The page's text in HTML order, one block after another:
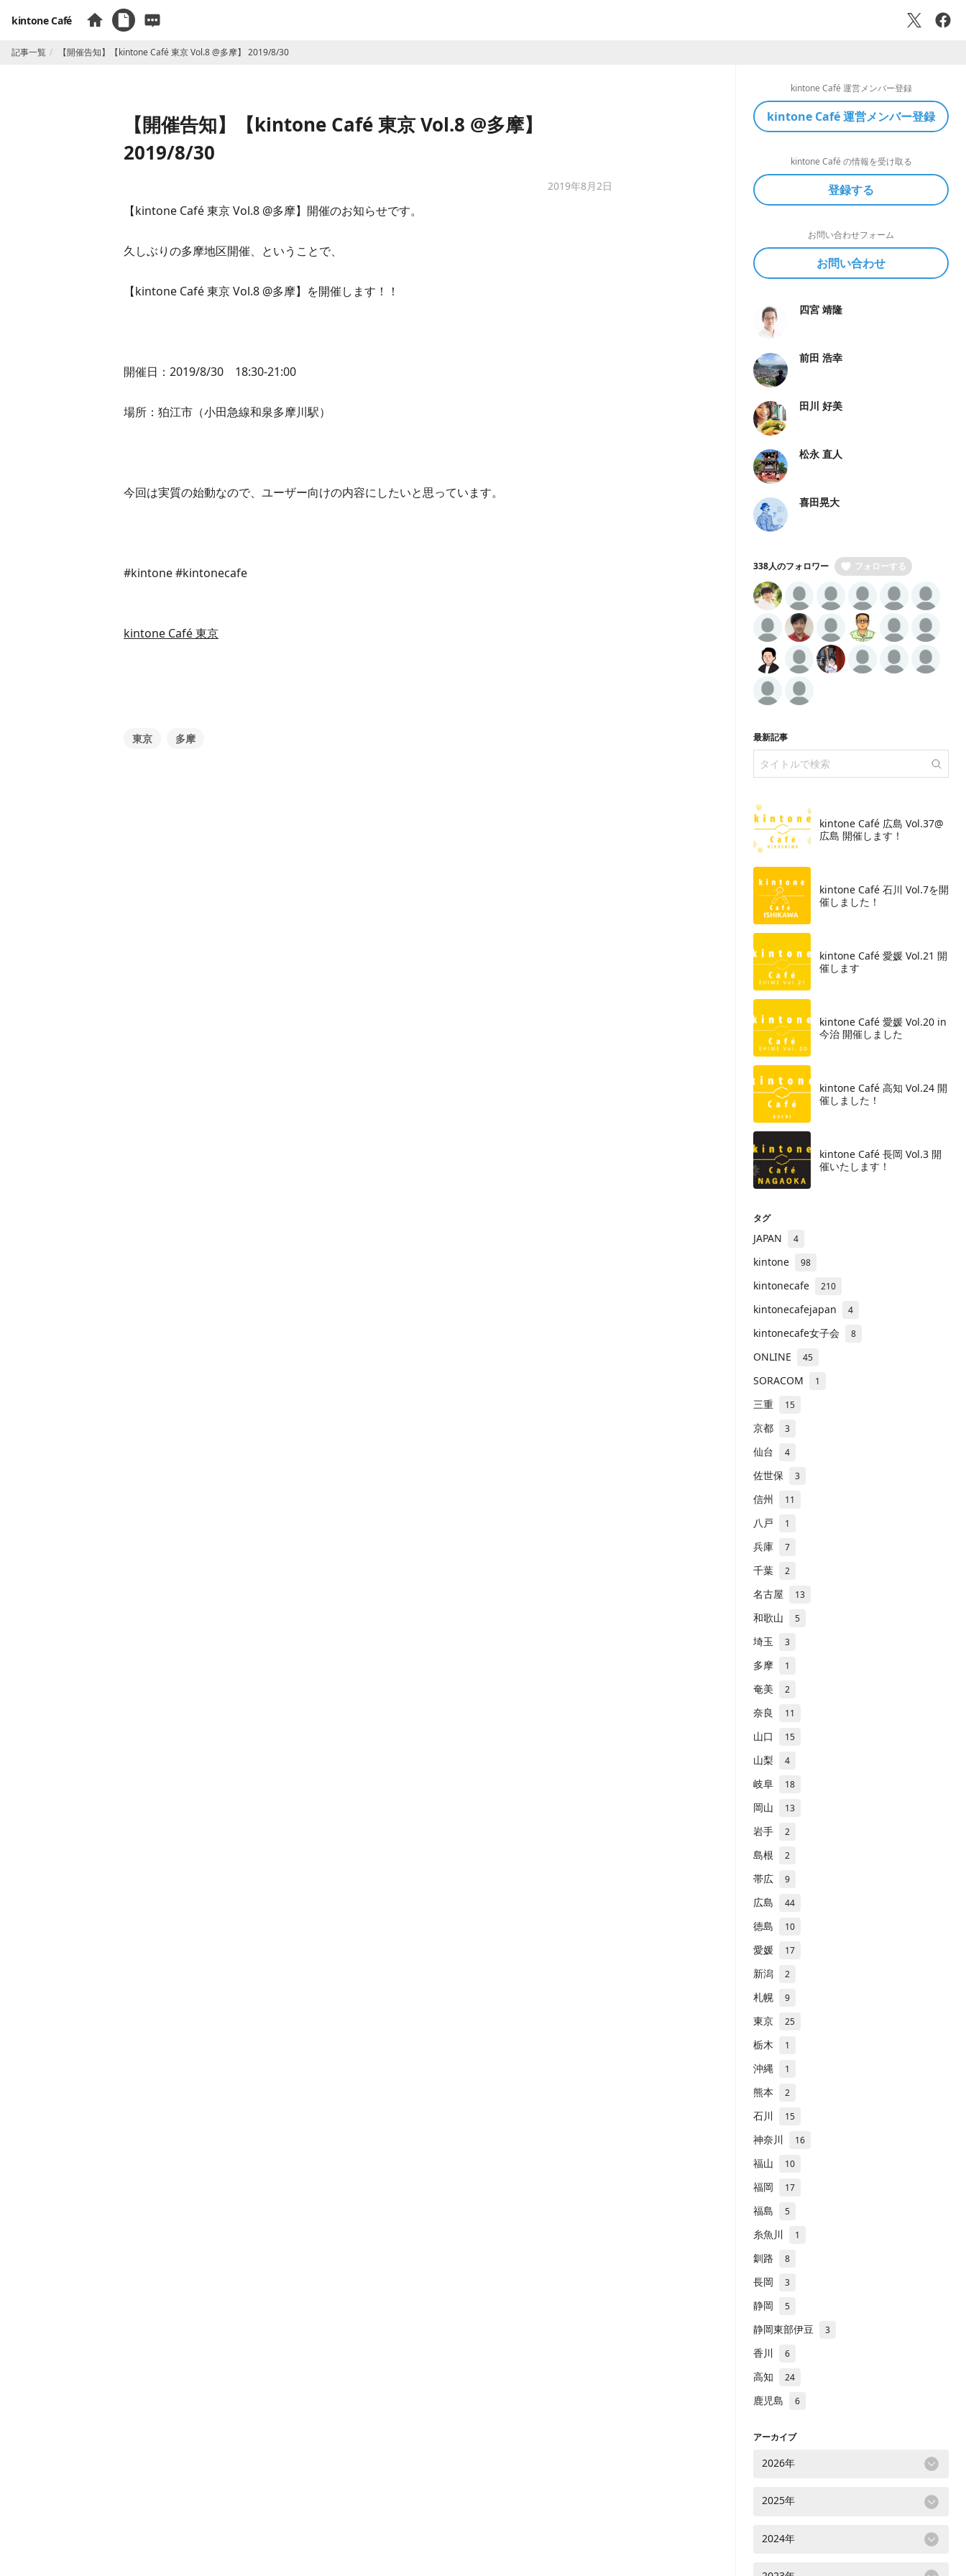
kintone Café
記事一覧 【開催告知】​【kintone Café 東京 Vol.8 @多摩】 2019/8/30
【開催告知】​【kintone Café 東京 Vol.8 @多摩】
2019/8/30
2019年8月2日
【kintone Café東京 Vol.8 @多摩】開催のお知らせです。
久しぶりの多摩地区開催、ということで、
​【kintone Café 東京 Vol.8 @多摩】を開催します！！
開催日：2019/8/30 18:30-21:00
場所：狛江市（小田急線和泉多摩川駅）
今回は実質の始動なので、ユーザー向けの内容にしたいと思っています。
#kintone #kintonecafe
kintone Café 東京
東京 多摩
kintone Café 運営メンバー登録
kintone Café 運営メンバー登録
kintone Café の情報を受け取る
登録する
お問い合わせフォーム
お問い合わせ
四宮 靖隆
前田 浩幸
田川 好美
松永 直人
喜田晃大
338人のフォロワー フォローする
最新記事
kintone Café 広島 Vol.37@
広島 開催します！
​kintone Café 石川 Vol.7を開
催しました！
kintone Café 愛媛 Vol.21 開
催します
kintone Café 愛媛 Vol.20 in
今治 開催しました
kintone Café 高知 Vol.24 開
催しました！
kintone Café 長岡 Vol.3 開
催いたします！
タグ
JAPAN 4
kintone 98
kintonecafe 210
kintonecafejapan 4
kintonecafe女子会 8
ONLINE 45
SORACOM 1
三重 15
京都 3
仙台 4
佐世保 3
信州 11
八戸 1
兵庫 7
千葉 2
名古屋 13
和歌山 5
埼玉 3
多摩 1
奄美 2
奈良 11
山口 15
山梨 4
岐阜 18
岡山 13
岩手 2
島根 2
帯広 9
広島 44
徳島 10
愛媛 17
新潟 2
札幌 9
東京 25
栃木 1
沖縄 1
熊本 2
石川 15
神奈川 16
福山 10
福岡 17
福島 5
糸魚川 1
釧路 8
長岡 3
静岡 5
静岡東部伊豆 3
香川 6
高知 24
鹿児島 6
アーカイブ
2026年
2025年
2024年